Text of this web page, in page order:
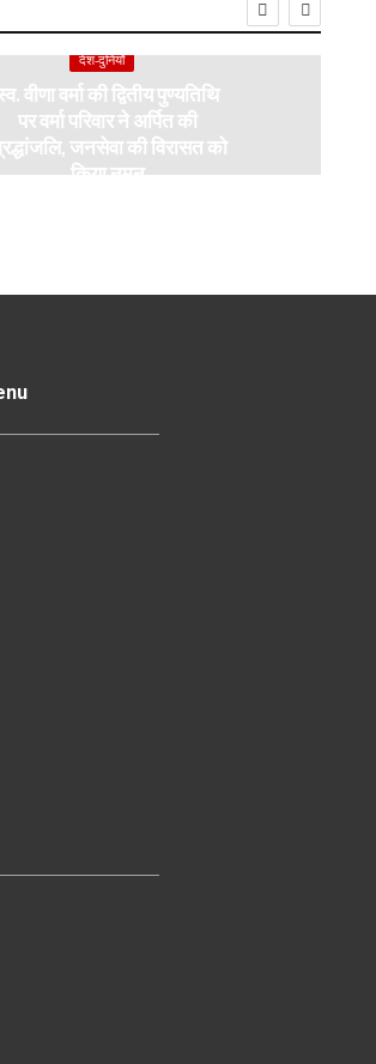
देश-दुनियाँ
वीणा वर्मा की द्वितीय पुण्यतिथि
पर वर्मा परिवार ने अर्पित की
जनसेवा की विरासत को
किया नमन